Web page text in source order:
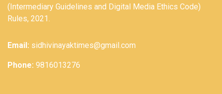
(Intermediary Guidelines and Digital Media Ethics Code)
Rules, 2021.
Email: sidhivinayaktimes@gmail.com
Phone: 9816013276